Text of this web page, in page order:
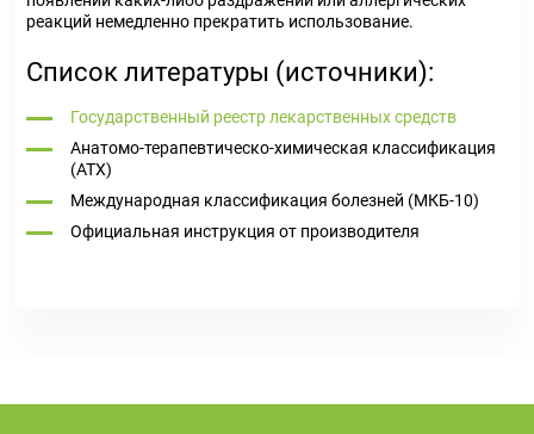
реакций немедленно прекратить использование.
Список литературы (источники):
Государственный реестр лекарственных средств
Анатомо-терапевтическо-химическая классификация
(ATX)
Международная классификация болезней (МКБ-10)
Официальная инструкция от производителя